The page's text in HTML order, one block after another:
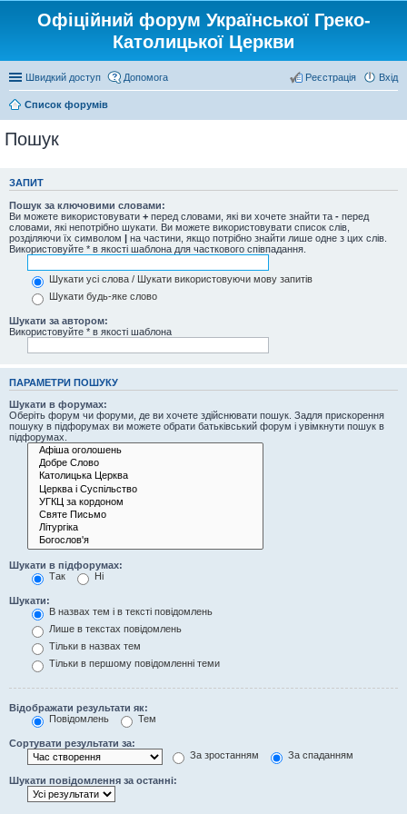
Офіційний форум Української Греко-
Католицької Церкви
Швидкий доступ Допомога Вхід
Реєстрація
Список форумів
Пошук
ЗАПИТ
Пошук за ключовими словами:
Ви можете використовувати + перед словами, які ви хочете знайти та - перед
словами, які непотрібно шукати. Ви можете використовувати список слів,
розділяючи їх символом | на частини, якщо потрібно знайти лише одне з цих слів.
Використовуйте * в якості шаблона для часткового співпадання.
Шукати усі слова / Шукати використовуючи мову запитів
Шукати будь-яке слово
Шукати за автором:
Використовуйте * в якості шаблона
ПАРАМЕТРИ ПОШУКУ
Шукати в форумах:
Оберіть форум чи форуми, де ви хочете здійснювати пошук. Задля прискорення
пошуку в підфорумах ви можете обрати батьківський форум і увімкнути пошук в
підфорумах.
Шукати в підфорумах:
Так
Ні
Шукати:
В назвах тем і в тексті повідомлень
Лише в текстах повідомлень
Тільки в назвах тем
Тільки в першому повідомленні теми
Відображати результати як:
Повідомлень
Тем
Сортувати результати за:
За зростанням
За спаданням
Шукати повідомлення за останні: